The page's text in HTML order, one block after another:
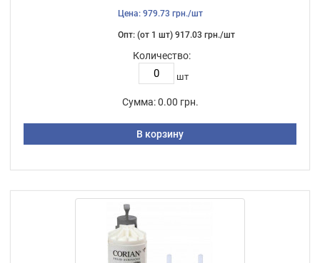
Цена: 979.73 грн./шт
Опт: (от 1 шт) 917.03 грн./шт
Количество:
шт
Сумма: 0.00 грн.
В корзину